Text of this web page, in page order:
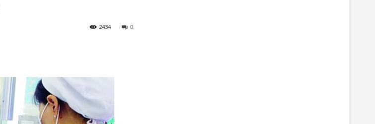
0
2434